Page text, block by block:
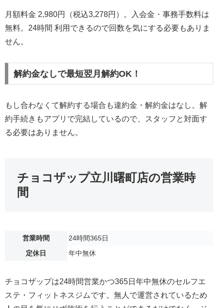
月額料金 2,980円（税込3,278円）。入会金・事務手数料は
無料。24時間 利用できるので回数を気にする必要もありま
せん。
解約金なしで最短翌月解約OK！
もし合わなくて解約する場合も違約金・解約金はなし。解
約手続きもアプリで完結しているので、スタッフと対面す
る必要はありません。
チョコザップ立川曙町店の営業時
間
営業時間
24時間365日
定休日
年中無休
チョコザップは24時間営業かつ365日年中無休のセルフエ
ステ・フィットネスジムです。無人で運営されているため